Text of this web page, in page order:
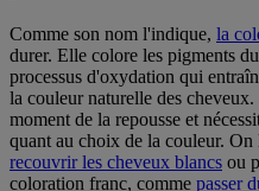
Comme son nom l'indique, la
durer. Elle colore les pigments
processus d'oxydation qui
la couleur naturelle des
moment de la repousse et
quant au choix de la couleur.
recouvrir les cheveux blancs ou
coloration franc, comme passer